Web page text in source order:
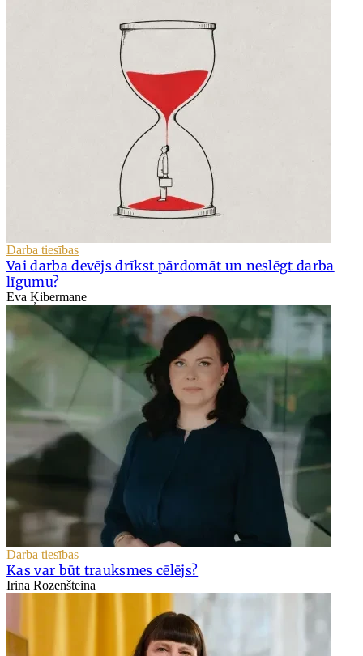
Darba tiesības
Vai darba devējs drīkst pārdomāt un neslēgt darba
līgumu?
Eva Ķibermane
Darba tiesības
Kas var būt trauksmes cēlējs?
Irina Rozenšteina